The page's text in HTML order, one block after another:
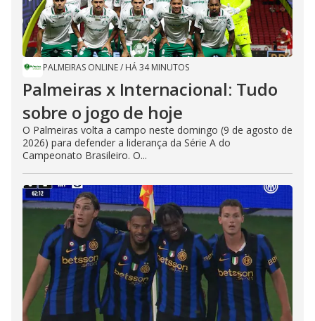
PALMEIRAS ONLINE/ HÁ 34 MINUTOS
Palmeiras x Internacional: Tudo
sobre o jogo de hoje
O Palmeiras volta a campo neste domingo (9 de agosto de
2026) para defender a liderança da Série A do
Campeonato Brasileiro. O...